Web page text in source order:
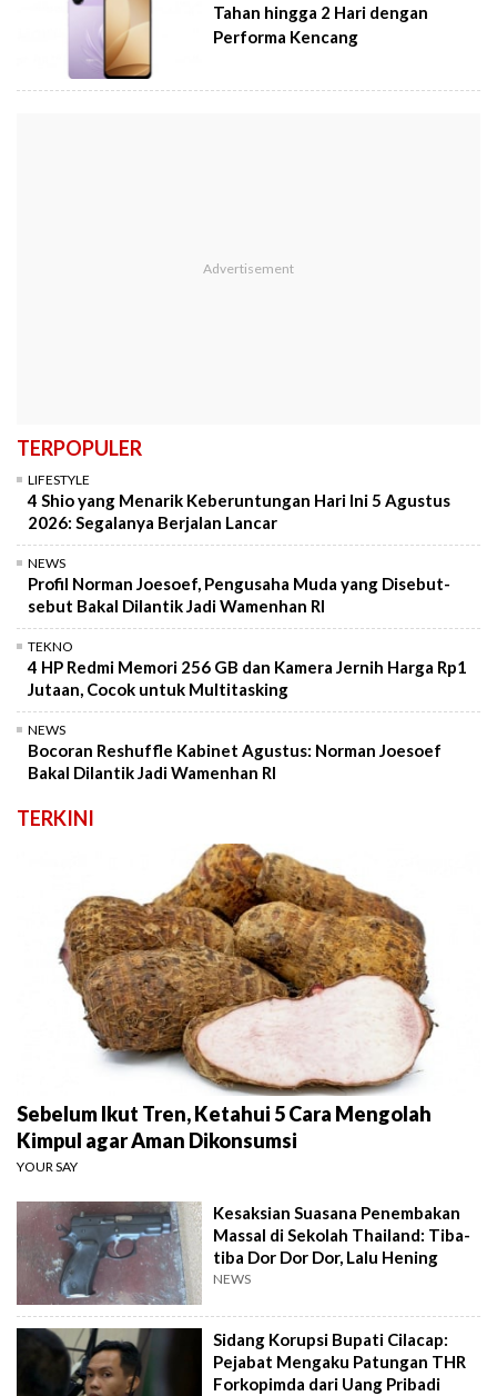
Tahan hingga 2 Hari dengan
Performa Kencang
TERPOPULER
LIFESTYLE
4 Shio yang Menarik Keberuntungan Hari Ini 5 Agustus
2026: Segalanya Berjalan Lancar
NEWS
Profil Norman Joesoef, Pengusaha Muda yang Disebut-
sebut Bakal Dilantik Jadi Wamenhan RI
TEKNO
4 HP Redmi Memori 256 GB dan Kamera Jernih Harga Rp1
Jutaan, Cocok untuk Multitasking
NEWS
Bocoran Reshuffle Kabinet Agustus: Norman Joesoef
Bakal Dilantik Jadi Wamenhan RI
TERKINI
Sebelum Ikut Tren, Ketahui 5 Cara Mengolah
Kimpul agar Aman Dikonsumsi
YOUR SAY
Kesaksian Suasana Penembakan
Massal di Sekolah Thailand: Tiba-
tiba Dor Dor Dor, Lalu Hening
NEWS
Sidang Korupsi Bupati Cilacap:
Pejabat Mengaku Patungan THR
Forkopimda dari Uang Pribadi